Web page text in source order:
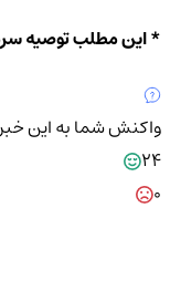
* این مطلب توصیه
واکنش شما به این
24